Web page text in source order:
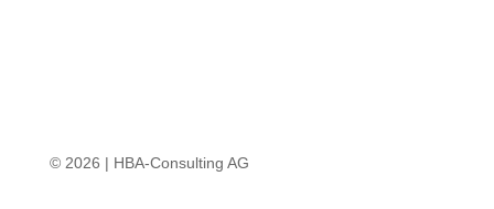
© 2026 | HBA-Consulting AG